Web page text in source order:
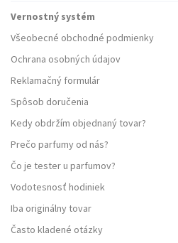
Vernostný systém
Všeobecné obchodné podmienky
Ochrana osobných údajov
Reklamačný formulár
Spôsob doručenia
Kedy obdržím objednaný tovar?
Prečo parfumy od nás?
Čo je tester u parfumov?
Vodotesnosť hodiniek
Iba originálny tovar
Často kladené otázky